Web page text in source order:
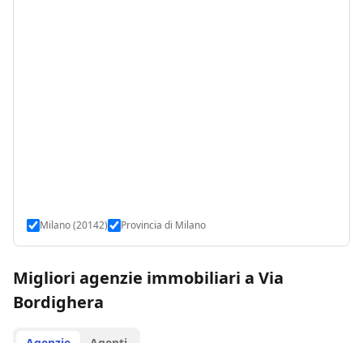
Milano (20142) Provincia di Milano
Migliori agenzie immobiliari a Via
Bordighera